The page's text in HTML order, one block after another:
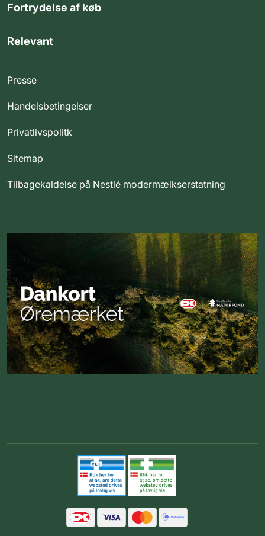
Fortrydelse af køb
Relevant
Presse
Handelsbetingelser
Privatlivspolitk
Sitemap
Tilbagekaldelse på Nestlé modermælkserstatning